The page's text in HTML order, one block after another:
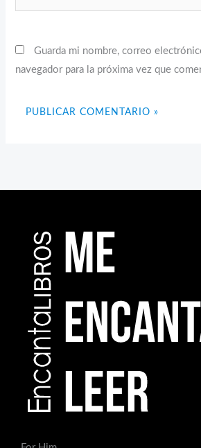
Guarda mi nombre, correo
navegador para la próxima vez que